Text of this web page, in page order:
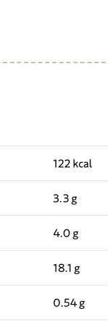
122 kcal
3.3 g
4.0 g
18.1 g
0.54 g